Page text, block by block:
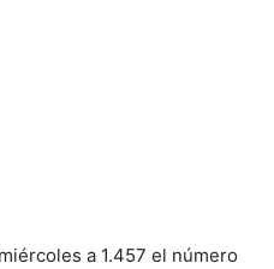
a 1.457 el número